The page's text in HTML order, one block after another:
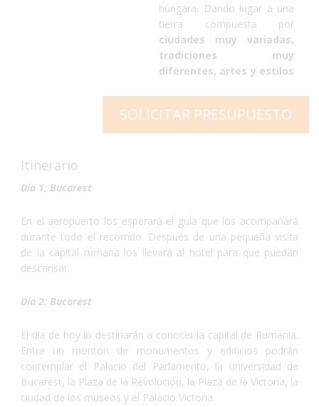
húngara. Dando lugar a una
tierra compuesta por
ciudades muy variadas,
tradiciones muy
diferentes, artes y estilos
indiferente serán los paisajes
que componen este lugar
naturaleza del lugar. En
Transylvania abundan los
bosques y las colinasque
que los ilumina casi todo
el año. No lo dudes más y
haz las maletas para ir a
conocer Rumania... ¡Te
encantará!
SOLICITAR PRESUPUESTO
Itinerario
Día 1: Bucarest
En el aeropuerto los esperará el guía que los acompañará
durante todo el recorrido. Después de una pequeña visita
de la capital rumana los llevará al hotel para que puedan
descansar.
Día 2: Bucarest
El día de hoy lo destinarán a conocer la capital de Rumania.
Entre un montón de monumentos y edificios podrán
contemplar el Palacio del Parlamento, la universidad de
Bucarest, la Plaza de la Revolución, la Plaza de la Victoria, la
ciudad de los museos y el Palacio Victoria.